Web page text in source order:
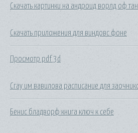
Скачать картинки на андроид ворлд оф
Скачать приложения для виндовс фоне
Просмотр pdf 3d
Сгау им вавилова расписание для
Бенис бладворф книга ключ к себе